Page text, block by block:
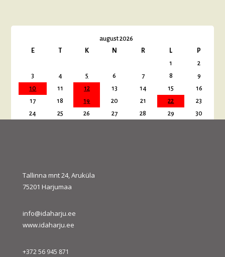
august 2026
E
T K N R L
P
1
2
3
4 5 6 7 8
9
10
11 12 13 14 15
16
17
18 19 20 21 22
23
24
25 26 27 28 29
30
Tallinna mnt 24, Aruküla
75201 Harjumaa
info@idaharju.ee
www.idaharju.ee
+372 56 945 871